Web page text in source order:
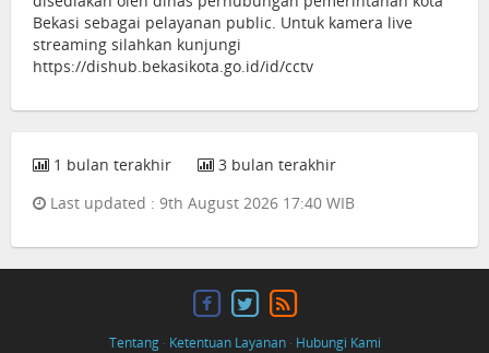
Bekasi sebagai pelayanan public. Untuk kamera live
streaming silahkan kunjungi
https://dishub.bekasikota.go.id/id/cctv
1 bulan terakhir
3 bulan terakhir
Last updated : 9th August 2026 17:40 WIB
Tentang· Ketentuan Layanan· Hubungi Kami